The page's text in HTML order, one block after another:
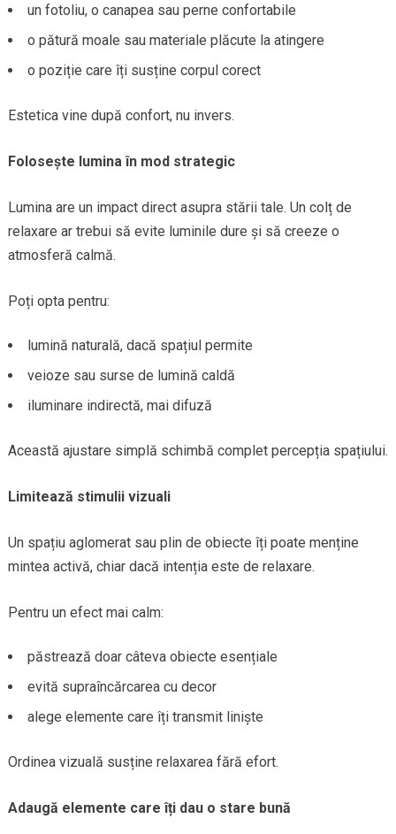
un fotoliu, o canapea sau perne confortabile
o pătură moale sau materiale plăcute la atingere
o poziție care îți susține corpul corect
Estetica vine după confort, nu invers.
Folosește lumina în mod strategic
Lumina are un impact direct asupra stării tale. Un colț de
relaxare ar trebui să evite luminile dure și să creeze o
atmosferă calmă.
Poți opta pentru:
lumină naturală, dacă spațiul permite
veioze sau surse de lumină caldă
iluminare indirectă, mai difuză
Această ajustare simplă schimbă complet percepția spațiului.
Limitează stimulii vizuali
Un spațiu aglomerat sau plin de obiecte îți poate menține
mintea activă, chiar dacă intenția este de relaxare.
Pentru un efect mai calm:
păstrează doar câteva obiecte esențiale
evită supraîncărcarea cu decor
alege elemente care îți transmit liniște
Ordinea vizuală susține relaxarea fără efort.
Adaugă elemente care îți dau o stare bună